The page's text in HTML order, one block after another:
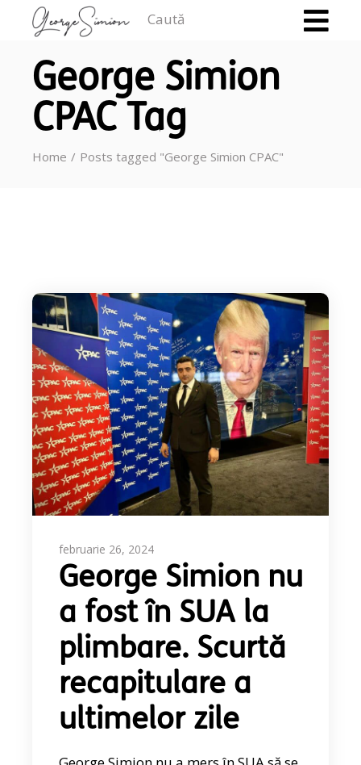
George Simion
CPAC Tag
Home Posts tagged "George Simion CPAC"
februarie 26, 2024
George Simion nu
a fost în SUA la
plimbare. Scurtă
recapitulare a
ultimelor zile